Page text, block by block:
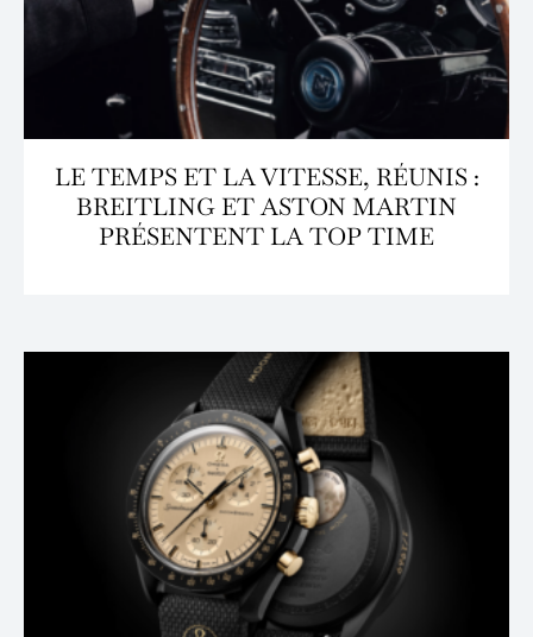
LE TEMPS ET LA VITESSE, RÉUNIS :
BREITLING ET ASTON MARTIN
PRÉSENTENT LA TOP TIME